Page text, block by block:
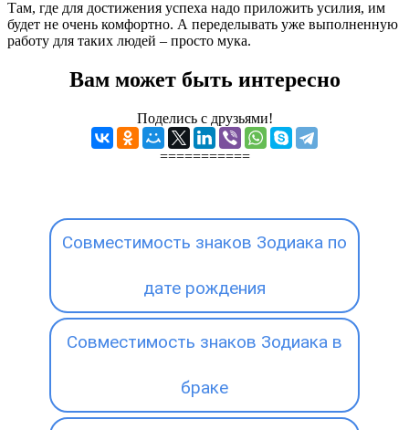
Там, где для достижения успеха надо приложить усилия, им
будет не очень комфортно. А переделывать уже выполненную
работу для таких людей – просто мука.
Вам может быть интересно
Поделись с друзьями!
===========
Совместимость знаков Зодиака по
дате рождения
Совместимость знаков Зодиака в
браке